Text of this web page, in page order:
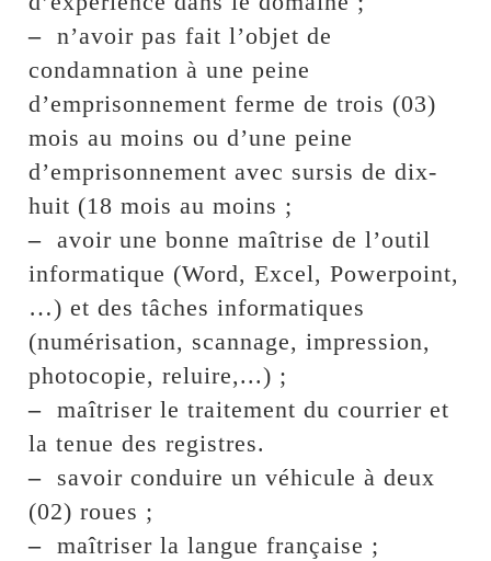
– n’avoir pas fait l’objet de
condamnation à une peine
d’emprisonnement ferme de trois (03)
mois au moins ou d’une peine
d’emprisonnement avec sursis de dix-
huit (18 mois au moins ;
– avoir une bonne maîtrise de l’outil
informatique (Word, Excel, Powerpoint,
…) et des tâches informatiques
(numérisation, scannage, impression,
photocopie, reluire,...) ;
– maîtriser le traitement du courrier et
la tenue des registres.
– savoir conduire un véhicule à deux
(02) roues ;
– maîtriser la langue française ;